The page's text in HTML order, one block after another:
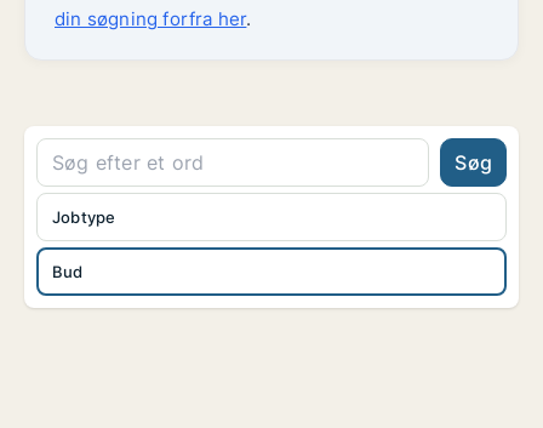
din søgning forfra her.
Søg
Bud
Jobtype